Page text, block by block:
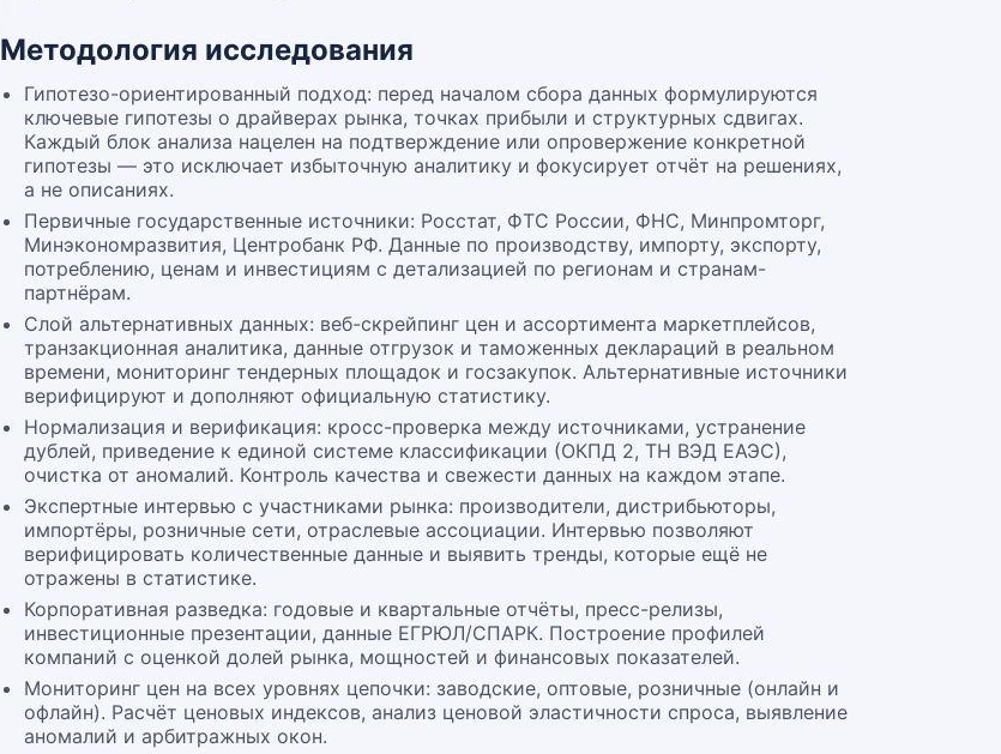
Методология исследования
Гипотезо-ориентированный подход: перед началом сбора данных формулируются
ключевые гипотезы о драйверах рынка, точках прибыли и структурных сдвигах.
Каждый блок анализа нацелен на подтверждение или опровержение конкретной
гипотезы — это исключает избыточную аналитику и фокусирует отчёт на решениях,
а не описаниях.
Первичные государственные источники: Росстат, ФТС России, ФНС, Минпромторг,
Минэкономразвития, Центробанк РФ. Данные по производству, импорту, экспорту,
потреблению, ценам и инвестициям с детализацией по регионам и странам-
партнёрам.
Слой альтернативных данных: веб-скрейпинг цен и ассортимента маркетплейсов,
транзакционная аналитика, данные отгрузок и таможенных деклараций в реальном
времени, мониторинг тендерных площадок и госзакупок. Альтернативные источники
верифицируют и дополняют официальную статистику.
Нормализация и верификация: кросс-проверка между источниками, устранение
дублей, приведение к единой системе классификации (ОКПД 2, ТН ВЭД ЕАЭС),
очистка от аномалий. Контроль качества и свежести данных на каждом этапе.
Экспертные интервью с участниками рынка: производители, дистрибьюторы,
импортёры, розничные сети, отраслевые ассоциации. Интервью позволяют
верифицировать количественные данные и выявить тренды, которые ещё не
отражены в статистике.
Корпоративная разведка: годовые и квартальные отчёты, пресс-релизы,
инвестиционные презентации, данные ЕГРЮЛ/СПАРК. Построение профилей
компаний с оценкой долей рынка, мощностей и финансовых показателей.
Мониторинг цен на всех уровнях цепочки: заводские, оптовые, розничные (онлайн и
офлайн). Расчёт ценовых индексов, анализ ценовой эластичности спроса, выявление
аномалий и арбитражных окон.